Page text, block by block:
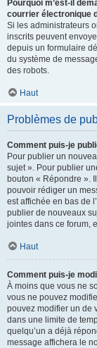
Pourquoi m’est-il
courrier électronique
Si les administrateurs
inscrits peuvent
depuis un formulaire
du système de
des robots.
Haut
Problèmes de
Comment puis-je
Pour publier un
sujet ». Pour publier
bouton « Répondre ».
pouvoir rédiger un
est affichée en bas de
publier de nouveaux
jointes dans ce forum,
Haut
Comment puis-je
À moins que vous ne
vous ne pouvez
pouvez modifier un de
dans une limite de
quelqu’un a déjà
message affichera le